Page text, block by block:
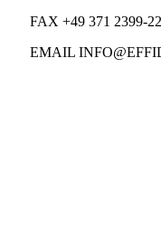
FAX +49 371 2399-
EMAIL